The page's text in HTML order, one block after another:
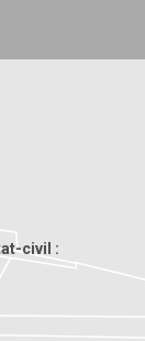
civil :